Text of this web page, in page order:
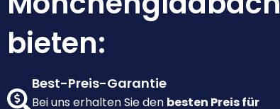
bieten:
Best-Preis-Garantie
Bei uns erhalten Sie den besten Preis für